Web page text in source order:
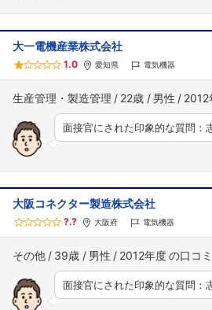
大一電機産業株式会社
1.0 愛知県 電気機器
生産管理・製造管理 22歳 男性 2012
面接官にされた印象的な質問：
大阪コネクター製造株式会社
?.? 大阪府 電気機器
その他 39歳 男性 2012年度
面接官にされた印象的な質問：